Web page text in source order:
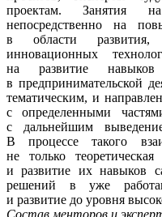
проектам. Занятия
непосредственно на
в области
инновационных
на развитие
в предпринимательской
тематическим, и
с определенными
с дальнейшим
В процессе такого
не только
и развитие их навыков
решений в уже
и развитие до уровня
Состав менторов и